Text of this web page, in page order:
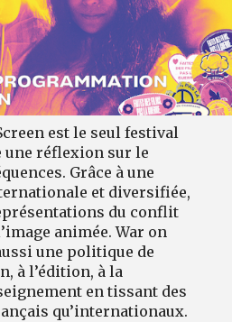
est le seul festival
une réflexion sur le
Grâce à une
et diversifiée,
du conflit
animée. War on
une politique de
à l’édition, à la
en tissant des
qu’internationaux.